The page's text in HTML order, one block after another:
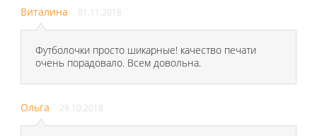
Виталина 01.11.2018
Футболочки просто шикарные! качество печати
очень порадовало. Всем довольна.
Ольга 29.10.2018